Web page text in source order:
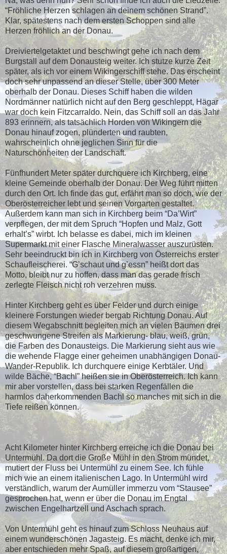
“Fröhliche Herzen schlagen an deinem schönen Strand”.
Klar, spätestens nach dem ersten Schoppen sind alle
Herzen fröhlich an der Donau.
Dreiviertelgetaktet und beschwingt gehe ich nach dem
Burgstall auf dem Donausteig weiter. Ich stutze kurze Zeit
später, als ich vor einem Wikingerschiff stehe. Das erscheint
doch sehr unpassend an dieser Stelle, über 300 Meter
oberhalb der Donau. Dieses Schiff haben die wilden
Nordmänner natürlich nicht auf den Berg geschleppt, Hägar
war doch kein Fitzcarraldo. Nein, das Schiff soll an das Jahr
893 erinnern, als tatsächlich Horden von Wikingern die
Donau hinauf zogen, plünderten und raubten,
wahrscheinlich ohne jeglichen Sinn für die
Naturschönheiten der Landschaft.
Fünfhundert Meter später durchquere ich Kirchberg, eine
kleine Gemeinde oberhalb der Donau. Der Weg führt mitten
durch den Ort. Ich finde das gut, erfährt man so doch, wie der
Oberösterreicher lebt und seinen Vorgarten gestaltet.
Außerdem kann man sich in Kirchberg beim “Da’Wirt”
verpflegen, der mit dem Spruch “Hopfen und Malz, Gott
erhalt’s” wirbt. Ich belasse es dabei, mich im kleinen
Supermarkt mit einer Flasche Mineralwasser auszurüsten.
Sehr beeindruckt bin ich in Kirchberg von Österreichs erster
Schaufleischerei. “G’schaut und g’essn” heißt dort das
Motto, bleibt nur zu hoffen, dass man das gerade frisch
zerlegte Fleisch nicht roh verzehren muss.
Hinter Kirchberg geht es über Felder und durch einige
kleinere Forstungen wieder bergab Richtung Donau. Auf
diesem Wegabschnitt begleiten mich an vielen Bäumen drei
geschwungene Streifen als Markierung- blau, weiß, grün,
die Farben des Donausteigs. Die Markierung sieht aus wie
die wehende Flagge einer geheimen unabhängigen Donau-
Wander-Republik. Ich durchquere einige Kerbtäler. Und
wilde Bäche, “Bachl” heißen sie in Oberösterreich. Ich kann
mir aber vorstellen, dass bei starken Regenfällen die
harmlos daherkommenden Bachl so manches mit sich in die
Tiefe reißen können.
Acht Kilometer hinter Kirchberg erreiche ich die Donau bei
Untermühl. Da dort die Große Mühl in den Strom mündet,
mutiert der Fluss bei Untermühl zu einem See. Ich fühle
mich wie an einem italienischen Lago. In Untermühl wird
verständlich, warum der Aumüller immerzu vom “Stausee”
gesprochen hat, wenn er über die Donau im Engtal
zwischen Engelhartzell und Aschach sprach.
Von Untermühl geht es hinauf zum Schloss Neuhaus auf
einem wunderschönen Jagasteig. Es macht, denke ich mir,
aber entschieden mehr Spaß, auf diesem großartigen,